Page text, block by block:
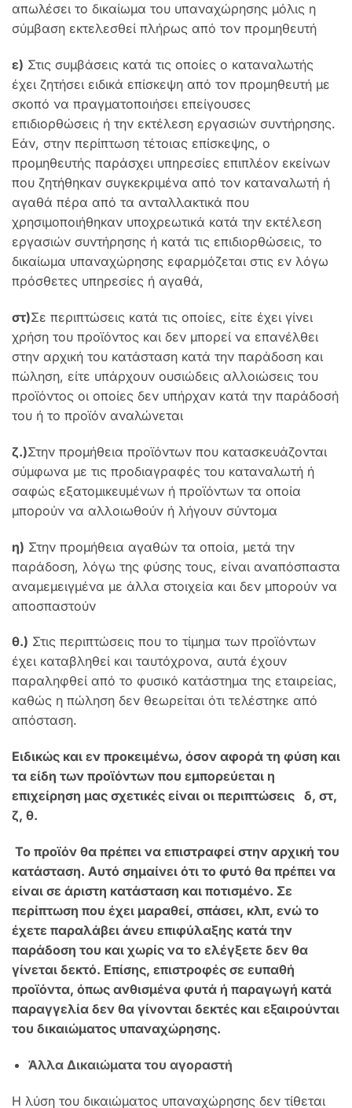
απωλέσει το δικαίωμα του υπαναχώρησης μόλις η
σύμβαση εκτελεσθεί πλήρως από τον προμηθευτή
ε) Στις συμβάσεις κατά τις οποίες ο καταναλωτής
έχει ζητήσει ειδικά επίσκεψη από τον προμηθευτή με
σκοπό να πραγματοποιήσει επείγουσες
επιδιορθώσεις ή την εκτέλεση εργασιών συντήρησης.
Εάν, στην περίπτωση τέτοιας επίσκεψης, ο
προμηθευτής παράσχει υπηρεσίες επιπλέον εκείνων
που ζητήθηκαν συγκεκριμένα από τον καταναλωτή ή
αγαθά πέρα από τα ανταλλακτικά που
χρησιμοποιήθηκαν υποχρεωτικά κατά την εκτέλεση
εργασιών συντήρησης ή κατά τις επιδιορθώσεις, το
δικαίωμα υπαναχώρησης εφαρμόζεται στις εν λόγω
πρόσθετες υπηρεσίες ή αγαθά,
στ)Σε περιπτώσεις κατά τις οποίες, είτε έχει γίνει
χρήση του προϊόντος και δεν μπορεί να επανέλθει
στην αρχική του κατάσταση κατά την παράδοση και
πώληση, είτε υπάρχουν ουσιώδεις αλλοιώσεις του
προϊόντος οι οποίες δεν υπήρχαν κατά την παράδοσή
του ή το προϊόν αναλώνεται
ζ.)Στην προμήθεια προϊόντων που κατασκευάζονται
σύμφωνα με τις προδιαγραφές του καταναλωτή ή
σαφώς εξατομικευμένων ή προϊόντων τα οποία
μπορούν να αλλοιωθούν ή λήγουν σύντομα
η) Στην προμήθεια αγαθών τα οποία, μετά την
παράδοση, λόγω της φύσης τους, είναι αναπόσπαστα
αναμεμειγμένα με άλλα στοιχεία και δεν μπορούν να
αποσπαστούν
θ.) Στις περιπτώσεις που το τίμημα των προϊόντων
έχει καταβληθεί και ταυτόχρονα, αυτά έχουν
παραληφθεί από το φυσικό κατάστημα της εταιρείας,
καθώς η πώληση δεν θεωρείται ότι τελέστηκε από
απόσταση.
Ειδικώς και εν προκειμένω, όσον αφορά τη φύση και
τα είδη των προϊόντων που εμπορεύεται η
επιχείρηση μας σχετικές είναι οι περιπτώσεις δ, στ,
ζ, θ.
Το προϊόν θα πρέπει να επιστραφεί στην αρχική του
κατάσταση. Αυτό σημαίνει ότι το φυτό θα πρέπει να
είναι σε άριστη κατάσταση και ποτισμένο. Σε
περίπτωση που έχει μαραθεί, σπάσει, κλπ, ενώ το
έχετε παραλάβει άνευ επιφύλαξης κατά την
παράδοση του και χωρίς να το ελέγξετε δεν θα
γίνεται δεκτό. Επίσης, επιστροφές σε ευπαθή
προϊόντα, όπως ανθισμένα φυτά ή παραγωγή κατά
παραγγελία δεν θα γίνονται δεκτές και εξαιρούνται
του δικαιώματος υπαναχώρησης.
Άλλα Δικαιώματα του αγοραστή
Η λύση του δικαιώματος υπαναχώρησης δεν τίθεται